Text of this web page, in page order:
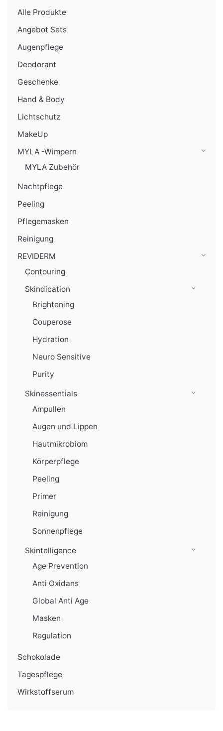
Alle Produkte
Angebot Sets
Augenpflege
Deodorant
Geschenke
Hand & Body
Lichtschutz
MakeUp
MYLA -Wimpern
MYLA Zubehör
Nachtpflege
Peeling
Pflegemasken
Reinigung
REVIDERM
Contouring
Skindication
Brightening
Couperose
Hydration
Neuro Sensitive
Purity
Skinessentials
Ampullen
Augen und Lippen
Hautmikrobiom
Körperpflege
Peeling
Primer
Reinigung
Sonnenpflege
Skintelligence
Age Prevention
Anti Oxidans
Global Anti Age
Masken
Regulation
Schokolade
Tagespflege
Wirkstoffserum